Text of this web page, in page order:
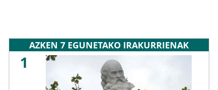
AZKEN 7 EGUNETAKO IRAKURRIENAK
1